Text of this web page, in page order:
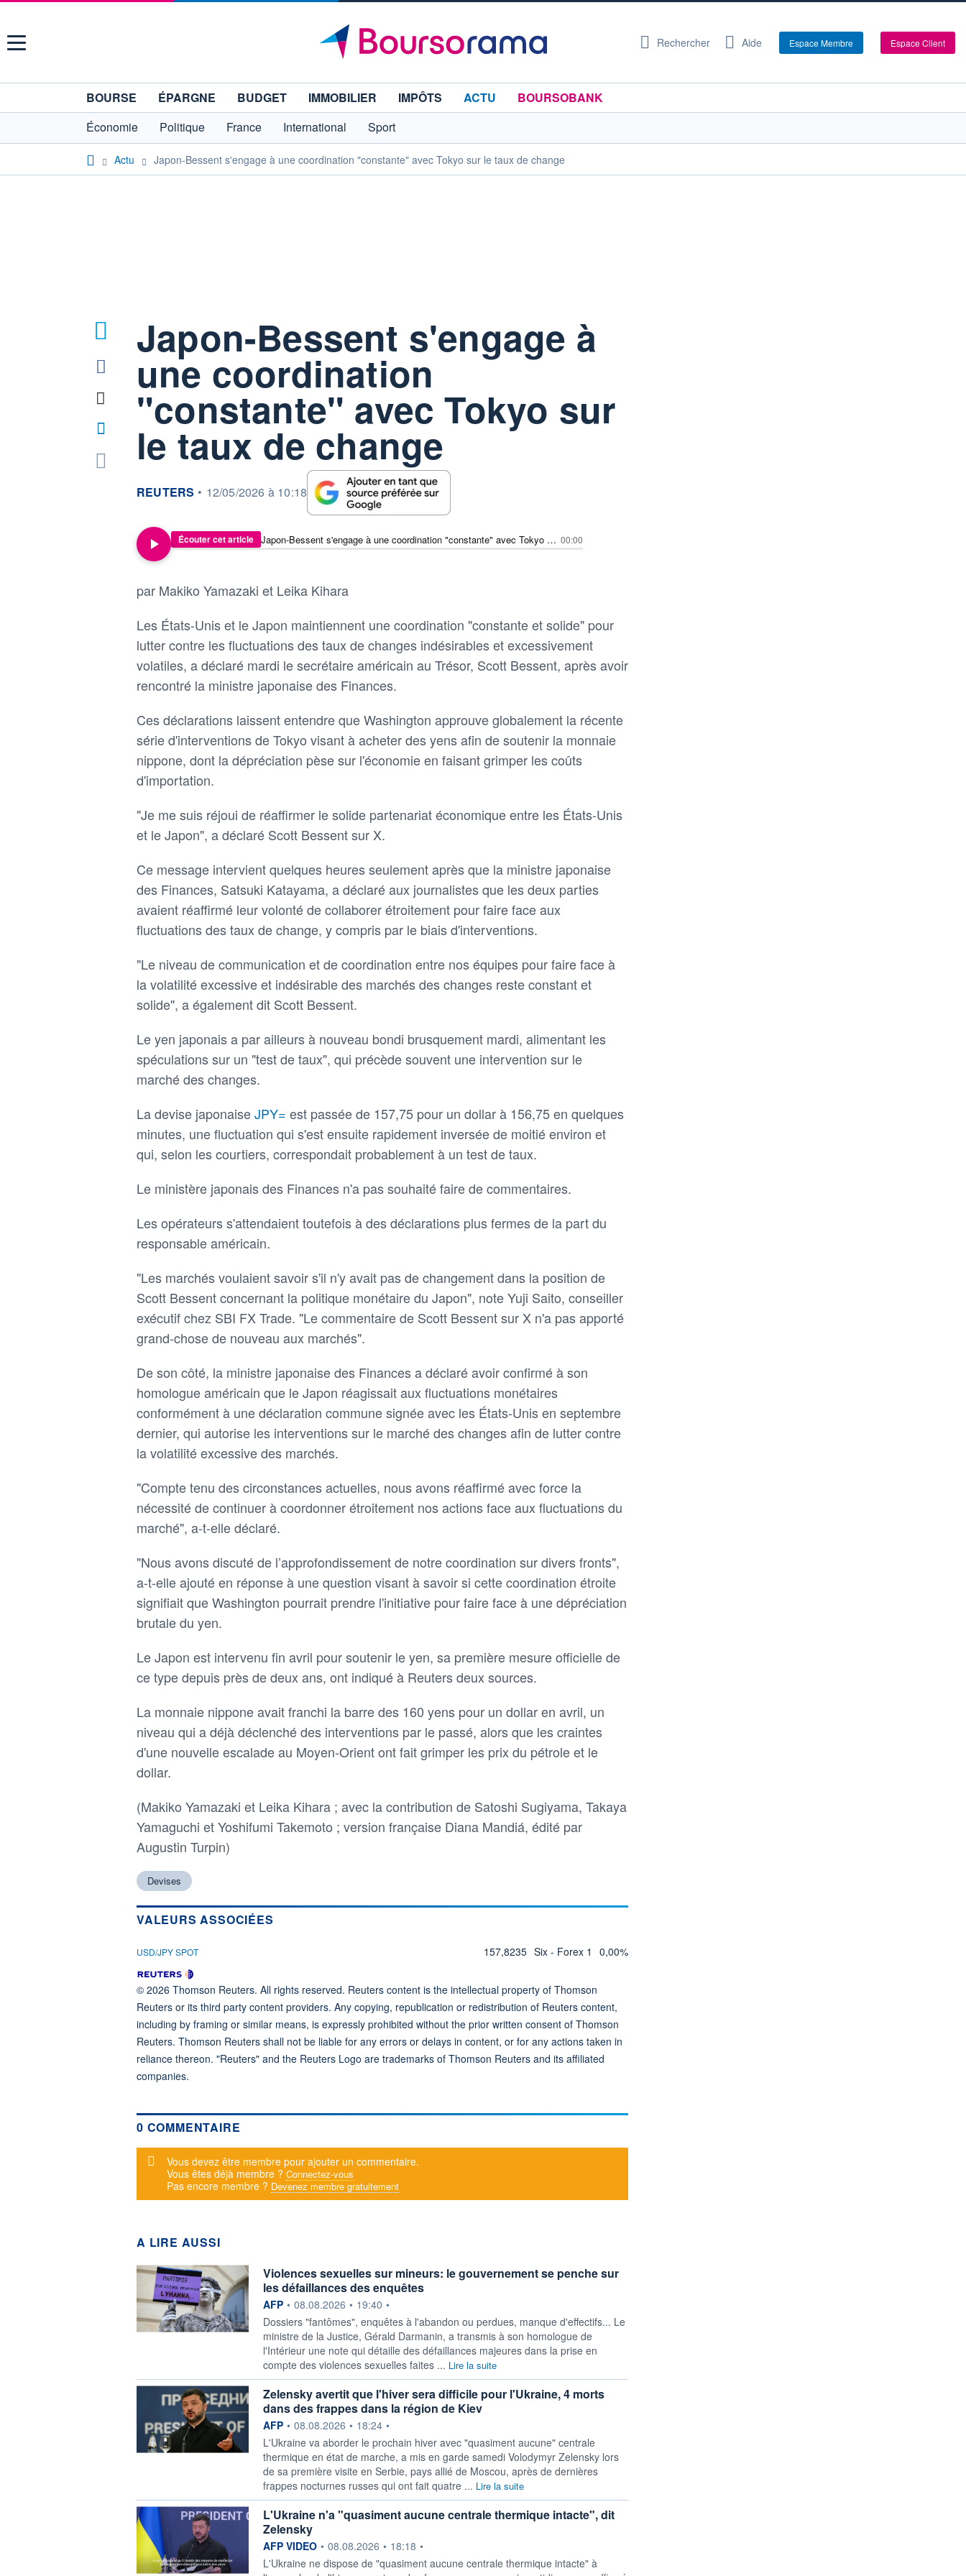
Menu Rechercher Aide Espace Membre Espace Client
BOURSE ÉPARGNE BUDGET IMMOBILIER IMPÔTS ACTU
BOURSOBANK
Économie
Politique France International Sport
Actu Japon-Bessent s'engage à une coordination "constante" avec Tokyo sur le taux de change
Japon-Bessent s'engage à
une coordination
"constante" avec Tokyo sur
le taux de change
information fournie par
REUTERS • 12/05/2026 à 10:18
Écouter cet article Japon-Bessent s'engage à une coordination "constante" avec Tokyo sur le taux de change 00:00
par Makiko Yamazaki et Leika Kihara
Les États-Unis et le Japon maintiennent une coordination "constante et solide" pour
lutter contre les fluctuations des taux de changes indésirables et excessivement
volatiles, a déclaré mardi le secrétaire américain au Trésor, Scott Bessent, après avoir
rencontré la ministre japonaise des Finances.
Ces déclarations laissent entendre que Washington approuve globalement la récente
série d'interventions de Tokyo visant à acheter des yens afin de soutenir la monnaie
nippone, dont la dépréciation pèse sur l'économie en faisant grimper les coûts
d'importation.
"Je me suis réjoui de réaffirmer le solide partenariat économique entre les États-Unis
et le Japon", a déclaré Scott Bessent sur X.
Ce message intervient quelques heures seulement après que la ministre japonaise
des Finances, Satsuki Katayama, a déclaré aux journalistes que les deux parties
avaient réaffirmé leur volonté de collaborer étroitement pour faire face aux
fluctuations des taux de change, y compris par le biais d'interventions.
"Le niveau de communication et de coordination entre nos équipes pour faire face à
la volatilité excessive et indésirable des marchés des changes reste constant et
solide", a également dit Scott Bessent.
Le yen japonais a par ailleurs à nouveau bondi brusquement mardi, alimentant les
spéculations sur un "test de taux", qui précède souvent une intervention sur le
marché des changes.
La devise japonaiseJPY= est passée de 157,75 pour un dollar à 156,75 en quelques
minutes, une fluctuation qui s'est ensuite rapidement inversée de moitié environ et
qui, selon les courtiers, correspondait probablement à un test de taux.
Le ministère japonais des Finances n'a pas souhaité faire de commentaires.
Les opérateurs s'attendaient toutefois à des déclarations plus fermes de la part du
responsable américain.
"Les marchés voulaient savoir s'il n'y avait pas de changement dans la position de
Scott Bessent concernant la politique monétaire du Japon", note Yuji Saito, conseiller
exécutif chez SBI FX Trade. "Le commentaire de Scott Bessent sur X n'a pas apporté
grand-chose de nouveau aux marchés".
De son côté, la ministre japonaise des Finances a déclaré avoir confirmé à son
homologue américain que le Japon réagissait aux fluctuations monétaires
conformément à une déclaration commune signée avec les États-Unis en septembre
dernier, qui autorise les interventions sur le marché des changes afin de lutter contre
la volatilité excessive des marchés.
"Compte tenu des circonstances actuelles, nous avons réaffirmé avec force la
nécessité de continuer à coordonner étroitement nos actions face aux fluctuations du
marché", a-t-elle déclaré.
"Nous avons discuté de l’approfondissement de notre coordination sur divers fronts",
a-t-elle ajouté en réponse à une question visant à savoir si cette coordination étroite
signifiait que Washington pourrait prendre l'initiative pour faire face à une dépréciation
brutale du yen.
Le Japon est intervenu fin avril pour soutenir le yen, sa première mesure officielle de
ce type depuis près de deux ans, ont indiqué à Reuters deux sources.
La monnaie nippone avait franchi la barre des 160 yens pour un dollar en avril, un
niveau qui a déjà déclenché des interventions par le passé, alors que les craintes
d'une nouvelle escalade au Moyen-Orient ont fait grimper les prix du pétrole et le
dollar.
(Makiko Yamazaki et Leika Kihara ; avec la contribution de Satoshi Sugiyama, Takaya
Yamaguchi et Yoshifumi Takemoto ; version française Diana Mandiá, édité par
Augustin Turpin)
Devises
VALEURS ASSOCIÉES
USD/JPY SPOT 157,8235 Six - Forex 1 0,00%
© 2026 Thomson Reuters. All rights reserved. Reuters content is the intellectual property of Thomson
Reuters or its third party content providers. Any copying, republication or redistribution of Reuters content,
including by framing or similar means, is expressly prohibited without the prior written consent of Thomson
Reuters. Thomson Reuters shall not be liable for any errors or delays in content, or for any actions taken in
reliance thereon. "Reuters" and the Reuters Logo are trademarks of Thomson Reuters and its affiliated
companies.
0 COMMENTAIRE
Message d'alerte
Vous devez être membre pour ajouter un commentaire.
Vous êtes déjà membre ? Connectez-vous
Pas encore membre ? Devenez membre gratuitement
A LIRE AUSSI
Violences sexuelles sur mineurs: le gouvernement se penche sur
les défaillances des enquêtes
information fournie par
AFP • 08.08.2026 • 19:40 •
Dossiers "fantômes", enquêtes à l'abandon ou perdues, manque d'effectifs... Le
ministre de la Justice, Gérald Darmanin, a transmis à son homologue de
l'Intérieur une note qui détaille des défaillances majeures dans la prise en
compte des violences sexuelles faites ... Lire la suite
Zelensky avertit que l'hiver sera difficile pour l'Ukraine, 4 morts
dans des frappes dans la région de Kiev
information fournie par
AFP • 08.08.2026 • 18:24 •
L'Ukraine va aborder le prochain hiver avec "quasiment aucune" centrale
thermique en état de marche, a mis en garde samedi Volodymyr Zelensky lors
de sa première visite en Serbie, pays allié de Moscou, après de dernières
frappes nocturnes russes qui ont fait quatre ... Lire la suite
L'Ukraine n'a "quasiment aucune centrale thermique intacte", dit
Zelensky
information fournie par
AFP VIDEO • 08.08.2026 • 18:18 •
L'Ukraine ne dispose de "quasiment aucune centrale thermique intacte" à